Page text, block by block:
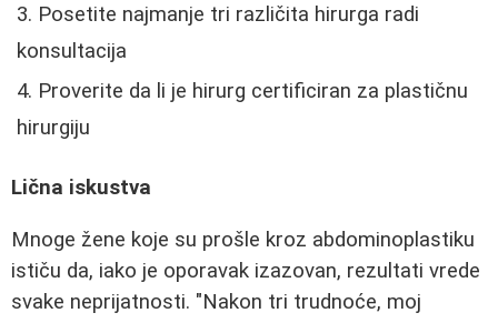
Posetite najmanje tri različita hirurga radi
konsultacija
Proverite da li je hirurg certificiran za plastičnu
hirurgiju
Lična iskustva
Mnoge žene koje su prošle kroz abdominoplastiku
ističu da, iako je oporavak izazovan, rezultati vrede
svake neprijatnosti. "Nakon tri trudnoće, moj